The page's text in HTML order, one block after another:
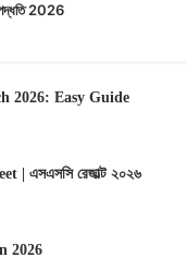
2026
2026: Easy Guide
এসএসসি রেজাল্ট ২০২৬
2026